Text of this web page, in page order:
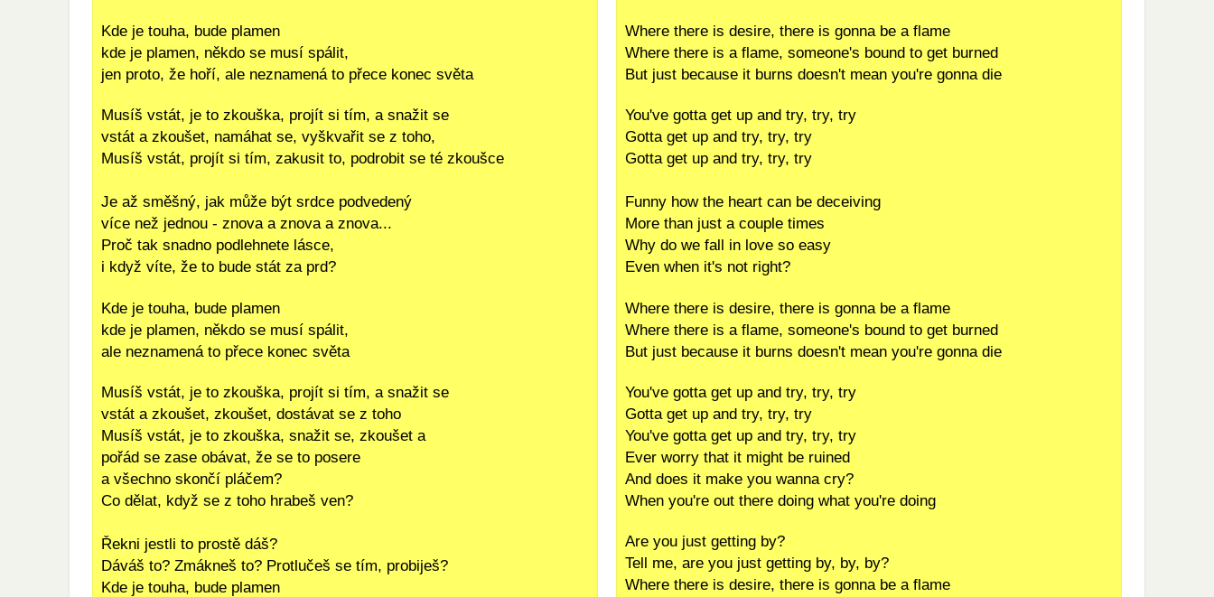
Kde je touha, bude plamen
kde je plamen, někdo se musí spálit,
jen proto, že hoří, ale neznamená to přece konec světa
Musíš vstát, je to zkouška, projít si tím, a snažit se
vstát a zkoušet, namáhat se, vyškvařit se z toho,
Musíš vstát, projít si tím, zakusit to, podrobit se té zkoušce
Je až směšný, jak může být srdce podvedený
více než jednou - znova a znova a znova...
Proč tak snadno podlehnete lásce,
i když víte, že to bude stát za prd?
Kde je touha, bude plamen
kde je plamen, někdo se musí spálit,
ale neznamená to přece konec světa
Musíš vstát, je to zkouška, projít si tím, a snažit se
vstát a zkoušet, zkoušet, dostávat se z toho
Musíš vstát, je to zkouška, snažit se, zkoušet a
pořád se zase obávat, že se to posere
a všechno skončí pláčem?
Co dělat, když se z toho hrabeš ven?
Řekni jestli to prostě dáš?
Dáváš to? Zmákneš to? Protlučeš se tím, probiješ?
Kde je touha, bude plamen
Where there is desire, there is gonna be a flame
Where there is a flame, someone's bound to get burned
But just because it burns doesn't mean you're gonna die
You've gotta get up and try, try, try
Gotta get up and try, try, try
Gotta get up and try, try, try
Funny how the heart can be deceiving
More than just a couple times
Why do we fall in love so easy
Even when it's not right?
Where there is desire, there is gonna be a flame
Where there is a flame, someone's bound to get burned
But just because it burns doesn't mean you're gonna die
You've gotta get up and try, try, try
Gotta get up and try, try, try
You've gotta get up and try, try, try
Ever worry that it might be ruined
And does it make you wanna cry?
When you're out there doing what you're doing
Are you just getting by?
Tell me, are you just getting by, by, by?
Where there is desire, there is gonna be a flame